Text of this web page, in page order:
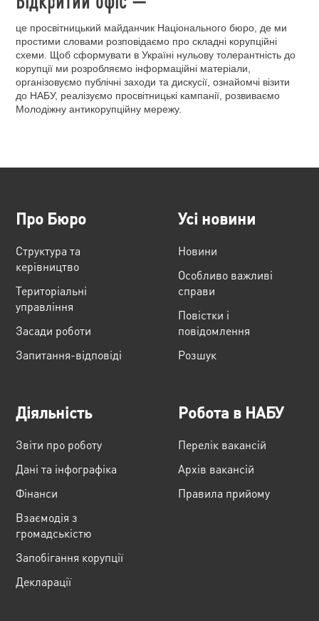
це просвітницький майданчик Національного бюро, де ми
простими словами розповідаємо про складні корупційні
схеми. Щоб сформувати в Україні нульову толерантність до
корупції ми розробляємо інформаційні матеріали,
організовуємо публічні заходи та дискусії, ознайомчі візити
до НАБУ, реалізуємо просвітницькі кампанії, розвиваємо
Молодіжну антикорупційну мережу.
Про Бюро
Структура та
керівництво
Територіальні
управління
Засади роботи
Запитання-відповіді
Усі новини
Новини
Особливо важливі
справи
Повістки і
повідомлення
Розшук
Діяльність
Звіти про роботу
Дані та інфографіка
Фінанси
Взаємодія з
громадськістю
Запобігання корупції
Декларації
Робота в НАБУ
Перелік вакансій
Архів вакансій
Правила прийому